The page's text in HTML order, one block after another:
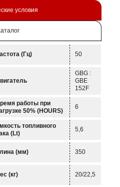
условия
(Гц) 50
GBG :
GBE
152F
работы при
50% (HOURS)
6
топливного
(Lt)
5,6
(мм) 350
(кг) 20/22,5